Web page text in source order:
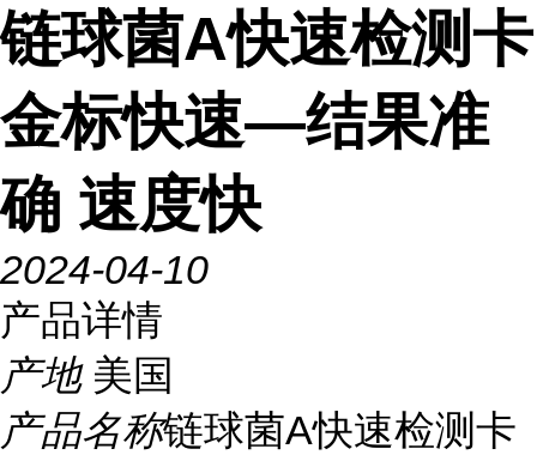
链球菌A快速检测卡
金标快速—结果准
确 速度快
2024-04-10
产品详情
产地 美国
产品名称链球菌A快速检测卡